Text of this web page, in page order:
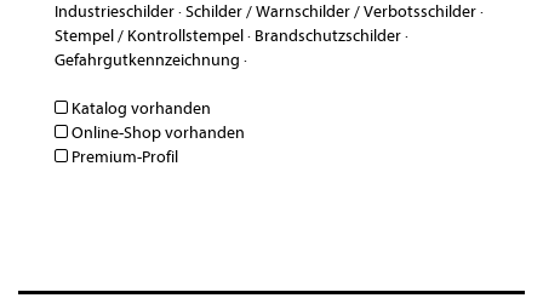
Industrieschilder·Schilder / Warnschilder / Verbotsschilder·
Stempel / Kontrollstempel· Brandschutzschilder·
Gefahrgutkennzeichnung ·
Katalog vorhanden
Online-Shop vorhanden
Premium-Profil